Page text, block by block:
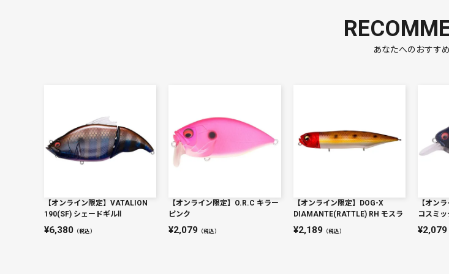
あなたへのおすすめ
【オンライン限定】VATALION
190(SF) シェードギルⅡ
6,380 （税込）
【オンライン限定】O.R.C キラー
ピンク
2,079 （税込）
【オンライン限定】DOG-X
DIAMANTE(RATTLE) RH モスラ
2,189（税込）
【オン
コスミ
2,079